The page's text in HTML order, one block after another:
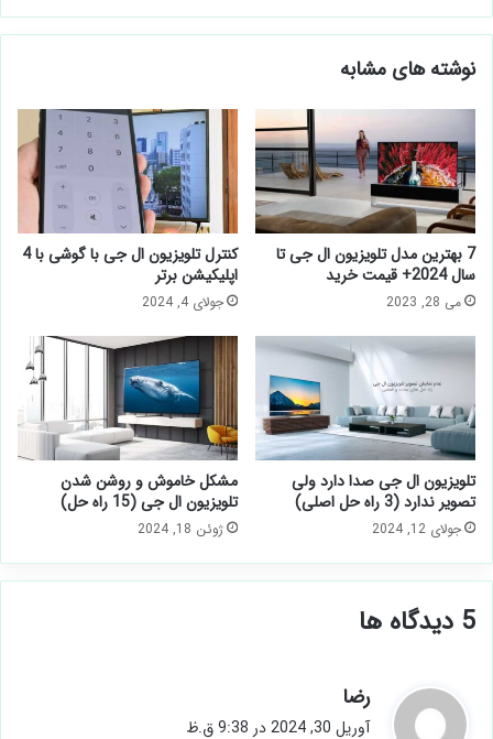
نوشته های مشابه
7 بهترین مدل تلویزیون ال جی تا
سال 2024+ قیمت خرید
می 28, 2023
کنترل تلویزیون ال جی با گوشی با 4
اپلیکیشن برتر
جولای 4, 2024
تلویزیون ال جی صدا دارد ولی
تصویر ندارد (3 راه حل اصلی)
جولای 12, 2024
مشکل خاموش و روشن شدن
تلویزیون ال جی (15 راه حل)
ژوئن 18, 2024
‫5 دیدگاه ها
رضا
آوریل 30, 2024 در 9:38 ق.ظ